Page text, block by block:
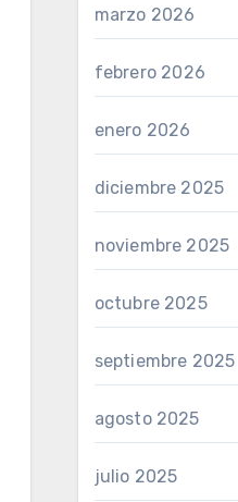
marzo 2026
febrero 2026
enero 2026
diciembre 2025
noviembre 2025
octubre 2025
septiembre 2025
agosto 2025
julio 2025